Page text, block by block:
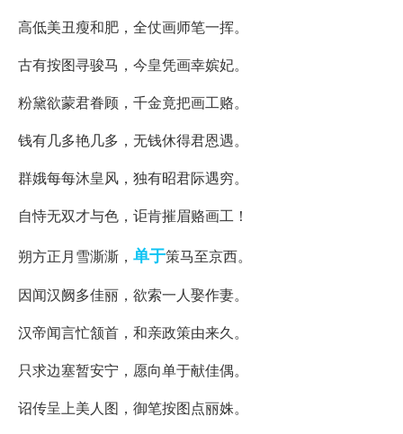
高低美丑瘦和肥，全仗画师笔一挥。
古有按图寻骏马，今皇凭画幸嫔妃。
粉黛欲蒙君眷顾，千金竟把画工赂。
钱有几多艳几多，无钱休得君恩遇。
群娥每每沐皇风，独有昭君际遇穷。
自恃无双才与色，讵肯摧眉赂画工！
朔方正月雪澌澌， 单于策马至京西。
因闻汉阙多佳丽，欲索一人娶作妻。
汉帝闻言忙颔首，和亲政策由来久。
只求边塞暂安宁，愿向单于献佳偶。
诏传呈上美人图，御笔按图点丽姝。